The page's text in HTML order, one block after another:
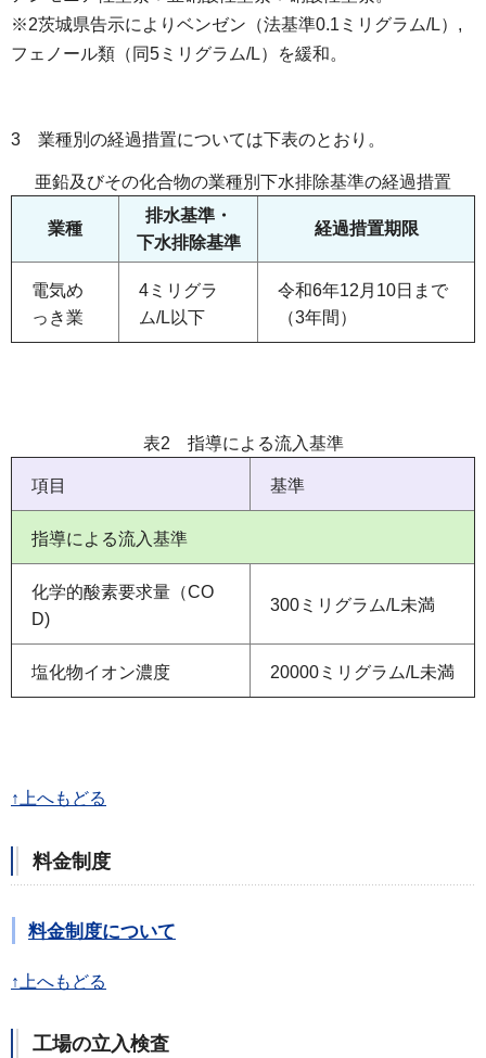
※2茨城県告示によりベンゼン（法基準0.1ミリグラム/L）,
フェノール類（同5ミリグラム/L）を緩和。
3 業種別の経過措置については下表のとおり。
亜鉛及びその化合物の業種別下水排除基準の経過措置
業種
排水基準・
下水排除基準
経過措置期限
電気め
っき業
4ミリグラ
ム/L以下
令和6年12月10日まで
（3年間）
表2 指導による流入基準
項目 基準
指導による流入基準
化学的酸素要求量（CO
D)
300ミリグラム/L未満
塩化物イオン濃度 20000ミリグラム/L未満
↑上へもどる
料金制度
料金制度について
↑上へもどる
工場の立入検査